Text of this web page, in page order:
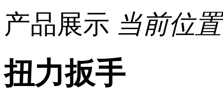
产品展示 当前位
扭力扳手